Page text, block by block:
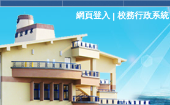
網頁登入 | 校務行政系統
恭賀本校郭昱廷同學錄取國立高雄科技大學!